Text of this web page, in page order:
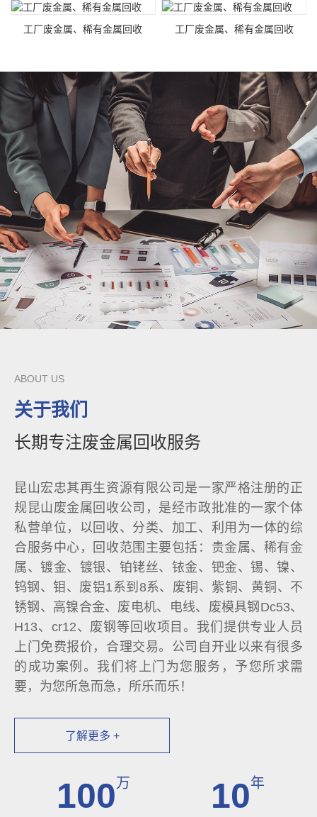
工厂废金属、稀有金属回收 工厂废金属、稀有金属回收
ABOUT US
关于我们
长期专注废金属回收服务
昆山宏忠其再生资源有限公司是一家严格注册的正
规昆山废金属回收公司，是经市政批准的一家个体
私营单位，以回收、分类、加工、利用为一体的综
合服务中心，回收范围主要包括：贵金属、稀有金
属、镀金、镀银、铂铑丝、铱金、钯金、锡、镍、
钨钢、钼、废铝1系到8系、废铜、紫铜、黄铜、不
锈钢、高镍合金、废电机、电线、废模具钢Dc53、
H13、cr12、废钢等回收项目。我们提供专业人员
上门免费报价，合理交易。公司自开业以来有很多
的成功案例。我们将上门为您服务，予您所求需
要，为您所急而急，所乐而乐！
了解更多 +
100万 10年